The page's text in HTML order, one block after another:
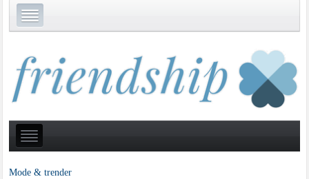
Mode & trender